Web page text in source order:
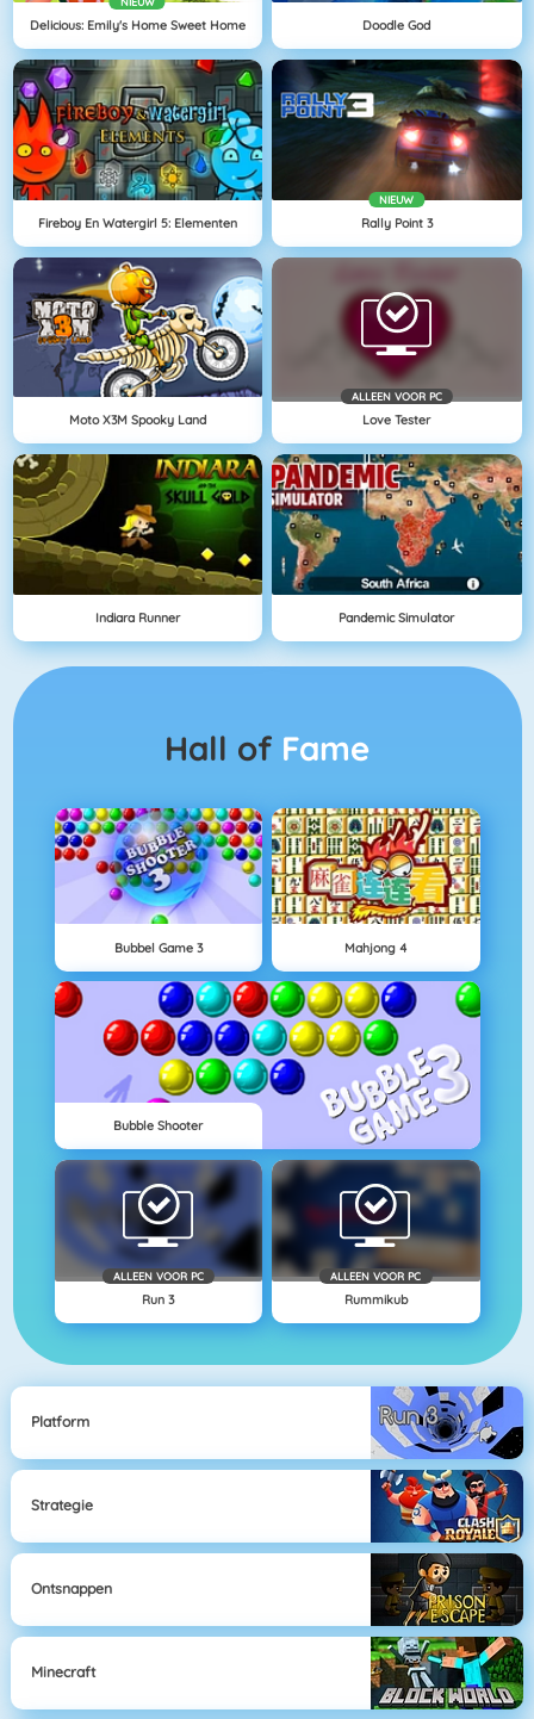
Delicious: Emily's Home Sweet Home Doodle God
Fireboy En Watergirl 5: Elementen
NIEUW
Rally Point 3
Moto X3M Spooky Land
ALLEEN VOOR PC
Love Tester
Indiara Runner Pandemic Simulator
Hall of Fame
Bubbel Game 3 Mahjong 4
Bubble Shooter
ALLEEN VOOR PC
Run 3
ALLEEN VOOR PC
Rummikub
Platform
Strategie
Ontsnappen
Minecraft